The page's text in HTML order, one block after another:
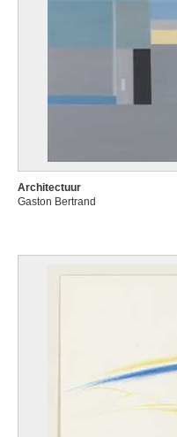
Architectuur
Gaston Bertrand